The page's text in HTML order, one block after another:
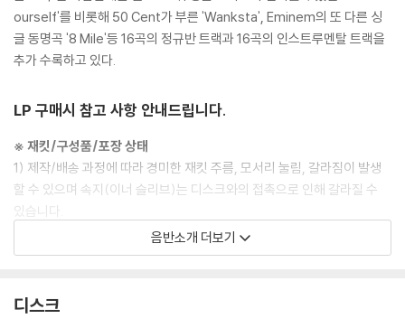
ourself'를 비롯해 50 Cent가 부른 'Wanksta', Eminem의 또 다른 싱
글 동명곡 '8 Mile'등 16곡의 정규반 트랙과 16곡의 인스트루멘탈 트랙을
추가 수록하고 있다.
LP 구매시 참고 사항 안내드립니다.
※ 재킷/구성품/포장 상태
1) 제작/배송 과정에 따라 경미한 재킷 주름, 모서리 눌림, 갈라짐이 발생
할 수 있으며 속지(이너 슬리브)는 디스크와의 접촉으로 인해 갈라질 수
있습니다.
외관상 불량 확인되는 상품을 개봉 시엔 반품/교환 처리 불가합니다.
2) 디스크 라벨은 공정상 매끄럽게 부착되지 않을 수도 있으며 겉포장 비
3) 일본 제작 LP는 대부분 겉비닐이 밀봉되어 있지 않습니다.
4) 디지털 다운로드 코드는 본사에서 공지 없이 증정 종료될 수 있습니다.
음반소개 더보기
디스크